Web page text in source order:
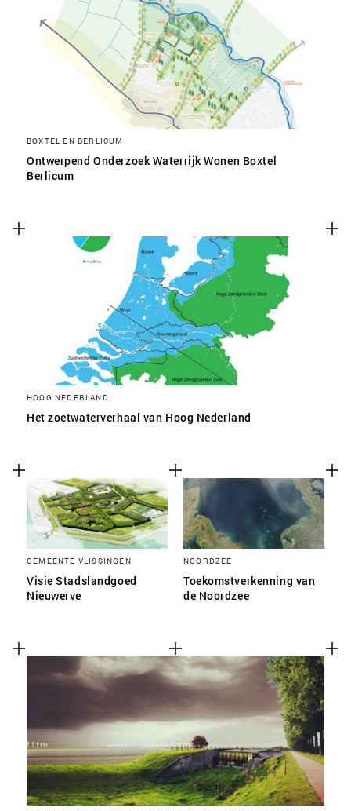
BOXTEL EN BERLICUM
Ontwerpend Onderzoek Waterrijk Wonen Boxtel
Berlicum
HOOG NEDERLAND
Het zoetwaterverhaal van Hoog Nederland
GEMEENTE VLISSINGEN
Visie Stadslandgoed
Nieuwerve
NOORDZEE
Toekomstverkenning van
de Noordzee
SLA VOORKEUREN OP